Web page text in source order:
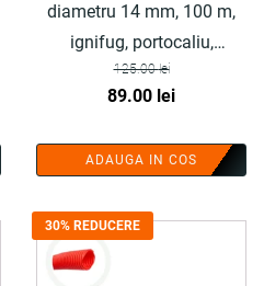
diametru 14 mm, 100 m,
ignifug, portocaliu,
polietilena - COBI SMART®
125.00lei
Prețul
a
125.00 lei.
89.00 leiPrețul
este:
ADAUGA IN COS
30% REDUCERE